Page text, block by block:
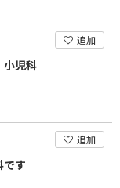
追加
小児科
追加
です